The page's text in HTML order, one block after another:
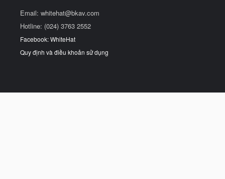
Email: whitehat@bkav.com
Hotline: (024) 3763 2552
Facebook: WhiteHat
Quy định và điều khoản sử dụng